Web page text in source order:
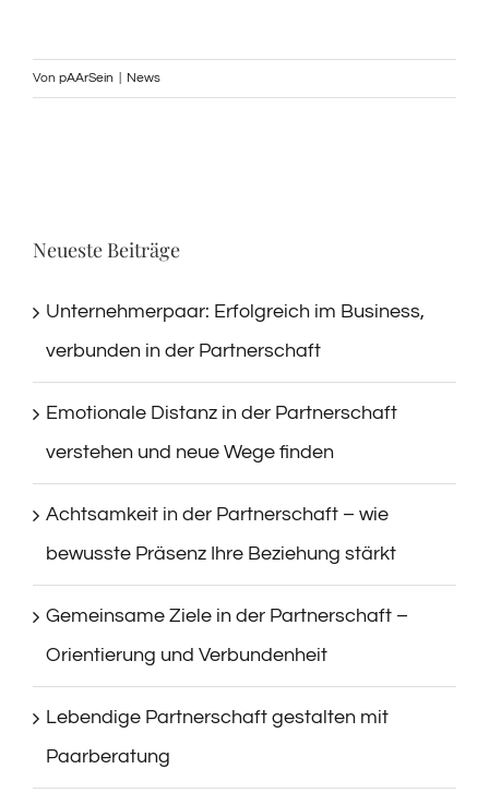
Von pAArSein News
Neueste Beiträge
Unternehmerpaar: Erfolgreich im Business,
verbunden in der Partnerschaft
Emotionale Distanz in der Partnerschaft
verstehen und neue Wege finden
Achtsamkeit in der Partnerschaft – wie
bewusste Präsenz Ihre Beziehung stärkt
Gemeinsame Ziele in der Partnerschaft –
Orientierung und Verbundenheit
Lebendige Partnerschaft gestalten mit
Paarberatung